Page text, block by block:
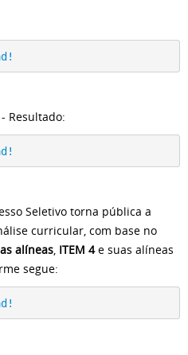
Resultado:
Seletivo torna pública a
curricular, com base no
alíneas, ITEM 4e suas alíneas
segue: